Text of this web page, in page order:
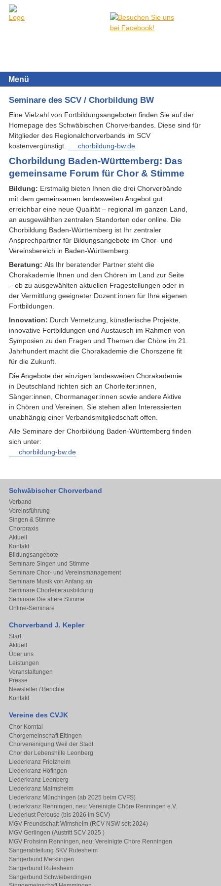
Menü
Seminare des SCV / Chorbildung BW
Eine Vielzahl von Fortbildungsangeboten finden Sie auf der
Homepage des Schwäbischen Chorverbandes. Diese sind für
Mitglieder des Regionalchorverbands im SCV
kostenvergünstigt.
chorbildung-bw.de
Chorbildung Baden-Württemberg: Das
gemeinsame Forum für Chor & Stimme
Bildung: Erstmalig bieten Ihnen die drei Chorverbände
mit dem gemeinsamen landesweiten Angebot gut
erreichbar eine neue Qualität – regional im ganzen Land,
an ausgewählten zentralen Standorten oder online. Die
Chorbildung Baden-Württemberg ist Ihr zentraler
Ansprechpartner für Bildungsangebote im Chor- und
Vereinsbereich in Baden-Württemberg.
Beratung: Als Ihr beratender Partner steht die
Chorakademie Ihnen und den Chören im Land zur Seite
– ob zu ausgewählten aktuellen Fragestellungen oder in
der Vermittlung geeigneter Dozent:innen für Ihre eigenen
Fortbildungen.
Innovation: Durch Vernetzung, künstlerische Projekte,
innovative Fortbildungen und Austausch im Rahmen von
Symposien zu den Fragen und Themen der Chöre im 21.
Jahrhundert macht die Chorakademie die Chorszene fit
für die Zukunft.
Die Angebote der einzigen landesweiten Chorakademie
in Deutschland richten sich an Chorleiter:innen,
Sänger:innen, Chormanager:innen sowie andere Aktive
in Chören und Vereinen. Sie stehen allen Interessierten
unabhängig einer Verbandsmitgliedschaft offen.
Alle Seminare der Chorbildung Baden-Württemberg finden
sich unter:
chorbildung-bw.de
Schwäbischer Chorverband
Verband
Vereinsführung
Singen & Stimme
Chorpraxis
Aktuell
Kontakt
Bildungsangebote
Seminare Singen und Stimme
Seminare Chor- und Vereinsmanagement
Seminare Musik von Anfang an
Seminare Chorleiterausbildung
Seminare Die ältere Stimme
Online-Seminare
Chorverband J. Kepler
Start
Aktuell
Über uns
Leistungen
Veranstaltungen
Presse
Newsletter / Berichte
Kontakt
Vereine des CVJK
Chor Korntal
Chorgemeinschaft Eltingen
Chorvereinigung Weil der Stadt
Chor der Lebenshilfe Leonberg
Liederkranz Friolzheim
Liederkranz Höfingen
Liederkranz Leonberg
Liederkranz Malmsheim
Liederkranz Münchingen (ab 2025 beim CVFS)
Liederkranz Renningen, neu: Vereinigte Chöre Renningen e.V.
Liederlust Perouse (bis 2026 im SCV)
MGV Freundschaft Wimsheim (RCV NSW seit 2024)
MGV Gerlingen (Austritt SCV 2025 )
MGV Frohsinn Renningen, neu: Vereinigte Chöre Renningen
Sängerabteilung SKV Rutesheim
Sängerbund Merklingen
Sängerbund Rutesheim
Sängerbund Schwieberdingen